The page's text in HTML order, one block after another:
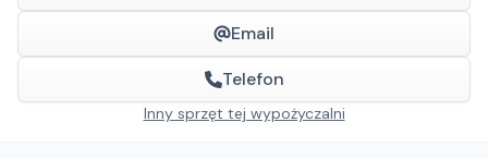
Email
Telefon
Inny sprzęt tej wypożyczalni